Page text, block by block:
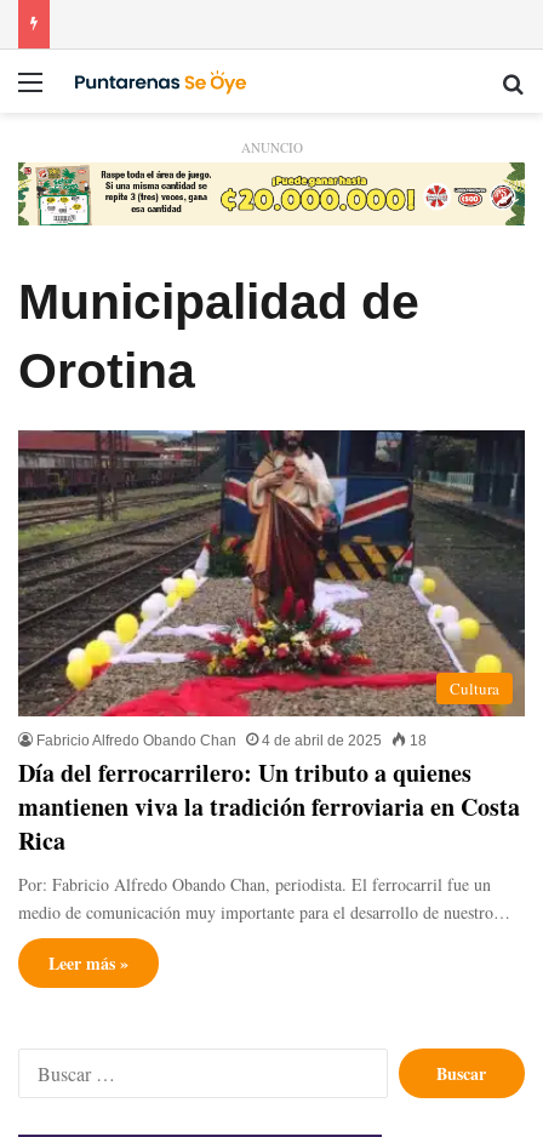
Menú
ANUNCIO
Municipalidad de
Orotina
Cultura
Fabricio Alfredo Obando Chan 4 de abril de 2025 18
Día del ferrocarrilero: Un tributo a quienes
mantienen viva la tradición ferroviaria en Costa
Rica
Por: Fabricio Alfredo Obando Chan, periodista. El ferrocarril fue un
medio de comunicación muy importante para el desarrollo de nuestro…
Leer más »
Buscar: